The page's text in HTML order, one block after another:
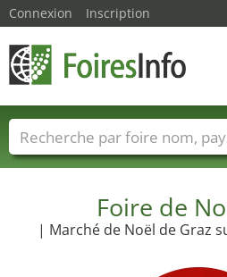
Foire de
| Marché de Noël de Graz
Connexion Inscription
Foire noms Pays Villes